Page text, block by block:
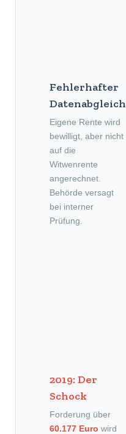
Fehlerhafter
Datenabgleich
Eigene Rente wird
bewilligt, aber nicht
auf die
Witwenrente
angerechnet.
Behörde versagt
bei interner
Prüfung.
2019: Der
Schock
Forderung über
60.177 Euro wird